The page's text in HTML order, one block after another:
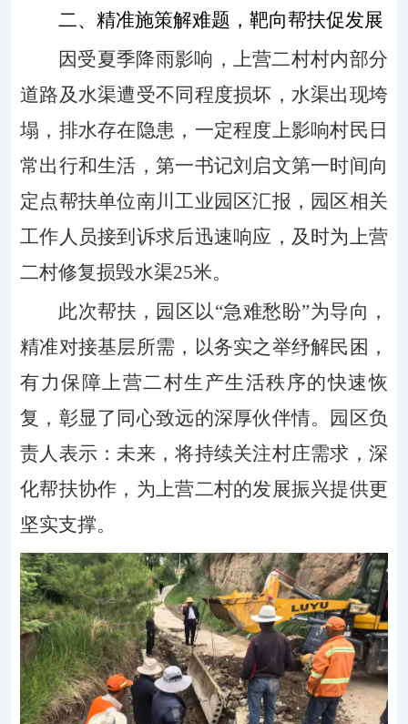
二、精准施策解难题，靶向帮扶促发展
因受夏季降雨影响，上营二村村内部分
道路及水渠遭受不同程度损坏，水渠出现垮
塌， 排水存在隐患，一定程度上影响村民日
常出行和生活 ， 第一书记刘启文第一时间向
定点帮扶单位南川工业园区汇报， 园区相关
工作人员接到诉求后迅速响应 ， 及时为上营
二村修复损毁水渠25米。
此次帮扶 ， 园区以“急难愁盼”为导向，
精准对接基层所需，以务实之举纾解民困，
有力保障上营二村生产生活秩序的快速恢
复，彰显了 同心致远的深厚伙伴情。
园区负
责人表示： 未来，将持续关注村庄需求，深
化帮扶协作，为上营二村的发展振兴提供更
坚实支撑。